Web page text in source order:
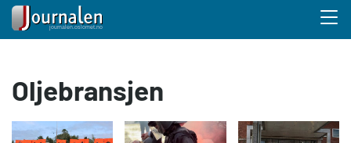
hovedinnhold
Oljebransjen